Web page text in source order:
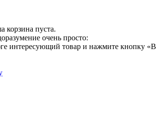
корзина пуста.
очень просто:
интересующий товар и нажмите кнопку «В